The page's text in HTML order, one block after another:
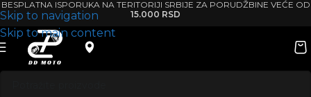
Skip to navigation
Skip to main content
BESPLATNA ISPORUKA NA TERITORIJI SRBIJE ZA PORUDŽBINE VEĆE OD
15.000 RSD